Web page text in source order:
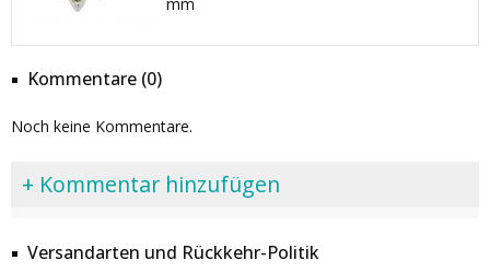
Kommentare (0)
Noch keine Kommentare.
+ Kommentar hinzufügen
Versandarten und Rückkehr-Politik